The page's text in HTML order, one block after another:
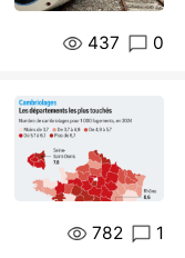
437 0
782 1